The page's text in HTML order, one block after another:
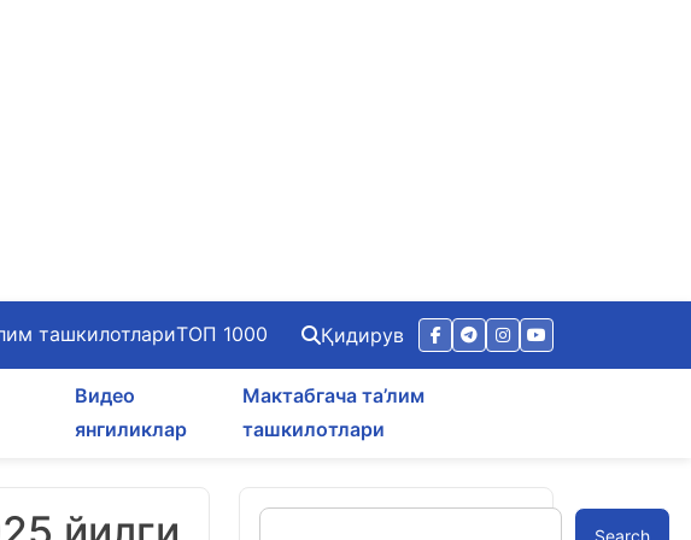
ташкилотлариТОП 1000 Қидирув
Видео
янгиликлар
Мактабгача та’лим
ташкилотлари
Search